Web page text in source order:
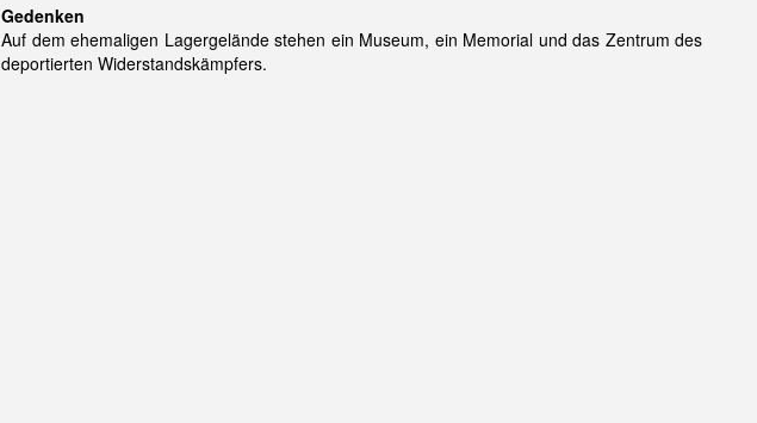
Gedenken
Auf dem ehemaligen Lagergelände stehen ein Museum, ein Memorial und das Zentrum des
deportierten Widerstandskämpfers.